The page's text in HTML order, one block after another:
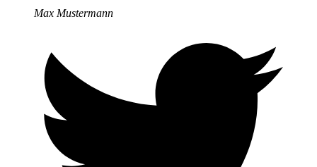
Max Mustermann